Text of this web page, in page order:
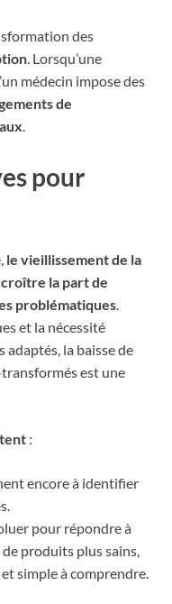
des
. Lorsqu’une
médecin impose des
de
.
pour
le vieillissement de la
la part de
problématiques
et la nécessité
adaptés, la baisse de
est une
:
encore à identifier
pour répondre à
produits plus sains,
simple à comprendre.